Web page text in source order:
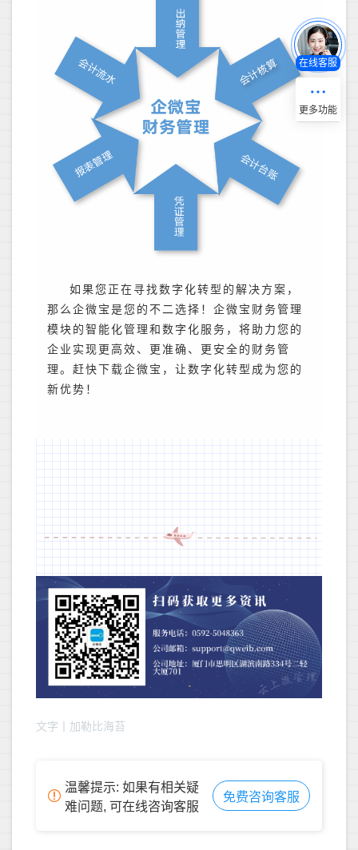
如果您正在寻找数字化转型的解决方案，
那么企微宝是您的不二选择！企微宝财务管理
模块的智能化管理和数字化服务，将助力您的
企业实现更高效、更准确、更安全的财务管
理。赶快下载企微宝，让数字化转型成为您的
新优势！
文字丨加勒比海苔
温馨提示: 如果有相关疑
难问题, 可在线咨询客服
免费咨询客服
在线客服